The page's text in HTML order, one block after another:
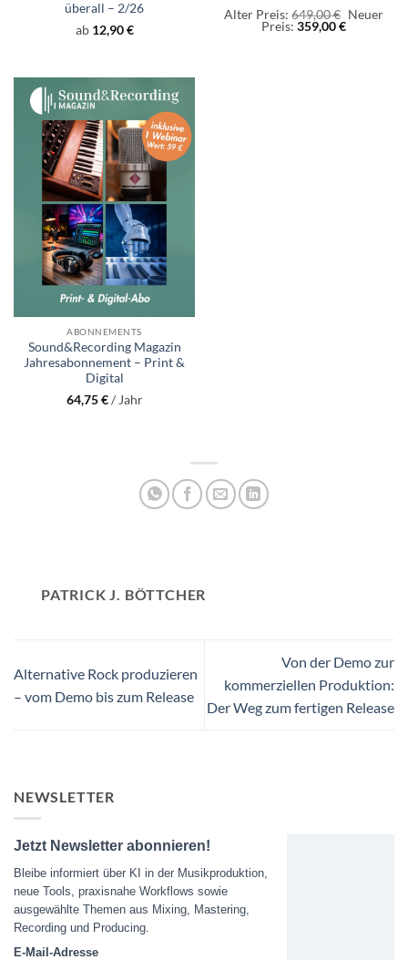
überall – 2/26
ab 12,90€
Alter Preis: 649,00€ Neuer
Preis: 359,00€Aktueller
ABONNEMENTS
Sound&Recording Magazin
Jahresabonnement – Print &
Digital
64,75€ / Jahr
PATRICK J. BÖTTCHER
Alternative Rock produzieren
– vom Demo bis zum Release
Von der Demo zur
kommerziellen Produktion:
Der Weg zum fertigen Release
NEWSLETTER
Jetzt Newsletter abonnieren!
Bleibe informiert über KI in der Musikproduktion,
neue Tools, praxisnahe Workflows sowie
ausgewählte Themen aus Mixing, Mastering,
Recording und Producing.
E-Mail-Adresse